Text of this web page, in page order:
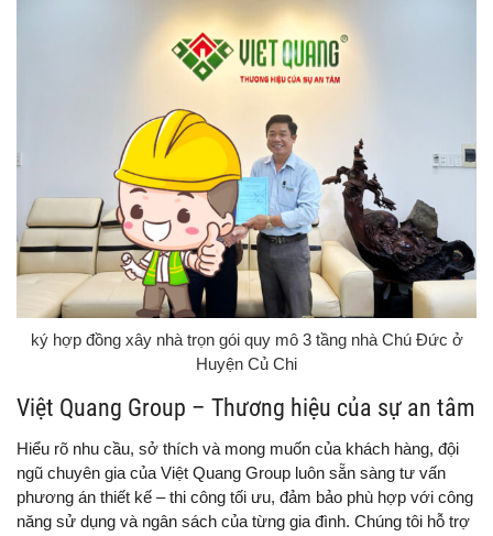
ký hợp đồng xây nhà trọn gói quy mô 3 tầng nhà Chú Đức ở
Huyện Củ Chi
Việt Quang Group – Thương hiệu của sự an tâm
Hiểu rõ nhu cầu, sở thích và mong muốn của khách hàng, đội
ngũ chuyên gia của Việt Quang Group luôn sẵn sàng tư vấn
phương án thiết kế – thi công tối ưu, đảm bảo phù hợp với công
năng sử dụng và ngân sách của từng gia đình. Chúng tôi hỗ trợ